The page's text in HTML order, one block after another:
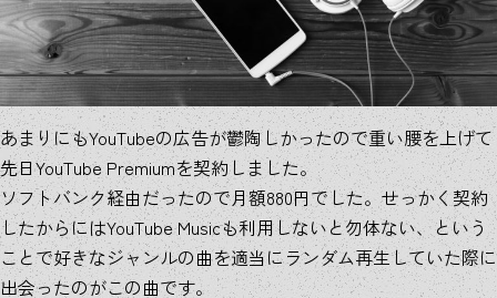
あまりにもYouTubeの広告が鬱陶しかったので重い腰を上げて
先日YouTube Premiumを契約しました。
ソフトバンク経由だったので月額880円でした。せっかく契約
したからにはYouTube Musicも利用しないと勿体ない、という
ことで好きなジャンルの曲を適当にランダム再生していた際に
出会ったのがこの曲です。